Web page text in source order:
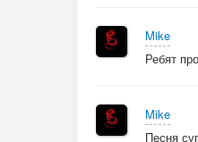
Mike
Ребят
Mike
Песня